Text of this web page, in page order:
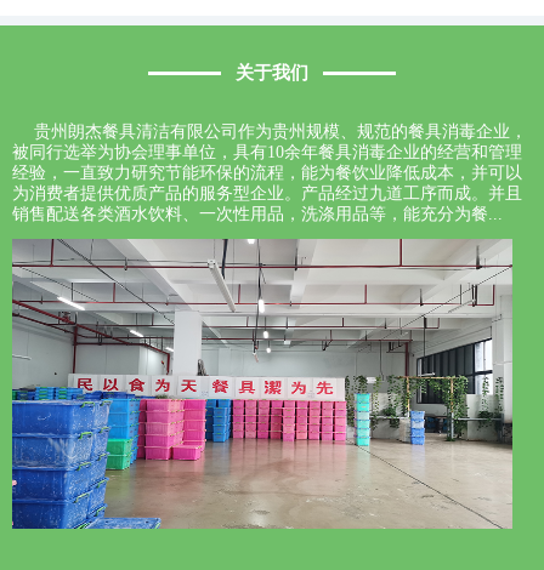
关于我们
贵州朗杰餐具清洁有限公司作为贵州规模、规范的餐具消毒企业，
被同行选举为协会理事单位，具有10余年餐具消毒企业的经营和管理
经验，一直致力研究节能环保的流程，能为餐饮业降低成本，并可以
为消费者提供优质产品的服务型企业。产品经过九道工序而成。并且
销售配送各类酒水饮料、一次性用品，洗涤用品等，能充分为餐...